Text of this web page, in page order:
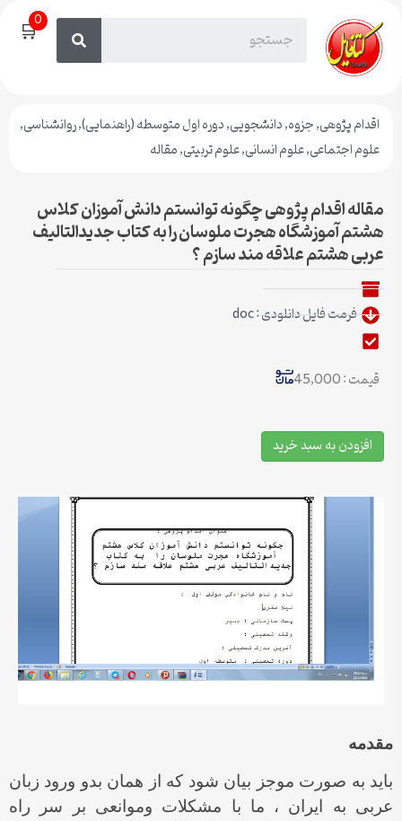
🛒0
اقدام پژوهی,جزوه,دانشجویی,دوره اول متوسطه (راهنمایی),روانشناسی,
علوم اجتماعی,علوم انسانی,علوم تربیتی,مقاله
مقاله اقدام پژوهی چگونه توانستم دانش آموزان کلاس
هشتم آموزشگاه هجرت ملوسان را به کتاب جدیدالتالیف
عربی هشتم علاقه مند سازم ؟
فرمت فایل دانلودی : doc
قیمت : 45,000
افزودن به سبد خرید
مقدمه
باید به صورت موجز بیان شود که از همان بدو ورود زبان
عربی به ایران ، ما با مشکلات وموانعی بر سر راه